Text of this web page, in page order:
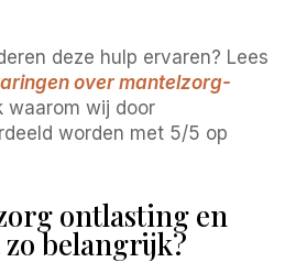
deze hulp ervaren? Lees
over mantelzorg-
waarom wij door
worden met 5/5 op
ontlasting en
belangrijk?